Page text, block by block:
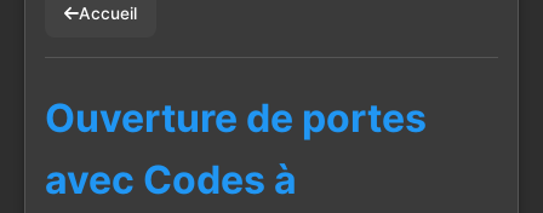
Accueil
Ouverture de portes
avec Codes à